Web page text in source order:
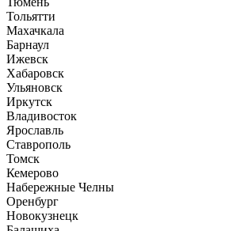
Тольятти
Махачкала
Барнаул
Ижевск
Хабаровск
Ульяновск
Иркутск
Владивосток
Ярославль
Ставрополь
Томск
Кемерово
Набережные Челны
Оренбург
Новокузнецк